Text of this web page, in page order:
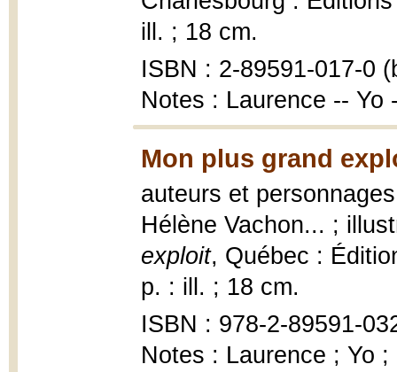
ill. ; 18 cm.
ISBN : 2-89591-017-0
Notes : Laurence -- Yo
Mon plus grand
auteurs et
Hélène Vachon... ;
exploit, Québec :
p. : ill. ; 18 cm.
ISBN : 978-2-89591-
Notes : Laurence ; Yo